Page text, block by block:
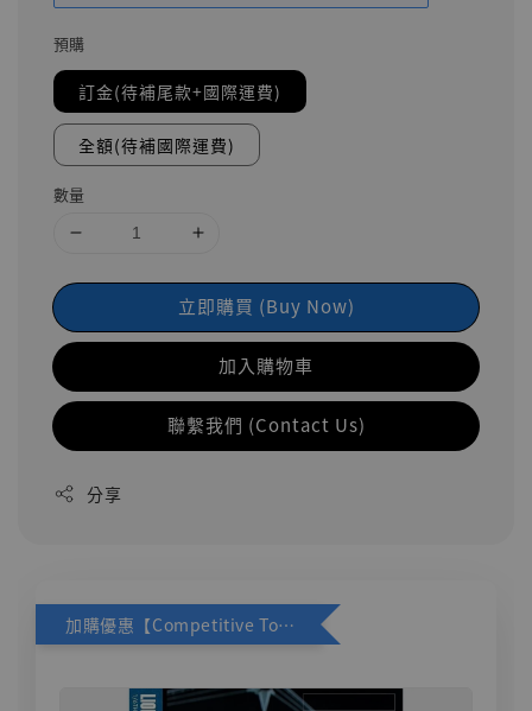
預購
訂金(待補尾款+國際運費)
全額(待補國際運費)
數量
立即購買 (Buy Now)
加入購物車
聯繫我們 (Contact Us)
分享
加購優惠【Competitive Toys 梅西 [CM001]】